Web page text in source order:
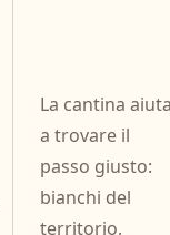
La cantina
a trovare il
passo giusto:
bianchi del
territorio,